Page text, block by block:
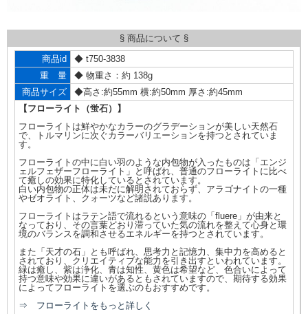
§ 商品について §
商品id
◆ t750-3838
重 量
◆ 物重さ：約 138g
商品サイズ
◆高さ:約55mm 横:約50mm 厚さ:約45mm
【フローライト（蛍石）】
フローライトは鮮やかなカラーのグラデーションが美しい天然石
で、トルマリンに次ぐカラーバリエーションを持つとされていま
す。
フローライトの中に白い羽のような内包物が入ったものは「エンジ
ェルフェザーフローライト」と呼ばれ、普通のフローライトに比べ
て癒しの効果に特化しているとされています。
白い内包物の正体は未だに解明されておらず、アラゴナイトの一種
やゼオライト、クォーツなど諸説あります。
フローライトはラテン語で流れるという意味の「fluere」が由来と
なっており、その言葉どおり滞っていた気の流れを整えて心身と環
境のバランスを調和させるエネルギーを持つとされています。
また「天才の石」とも呼ばれ、思考力と記憶力、集中力を高めると
されており、クリエイティブな能力を引き出すといわれています。
緑は癒し、紫は浄化、青は知性、黄色は希望など、色合いによって
持つ意味や効果に違いがあるともされていますので、期待する効果
によってフローライトを選ぶのもおすすめです。
⇒ フローライトをもっと詳しく